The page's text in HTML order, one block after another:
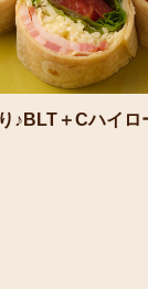
♪BLT＋Cハイロ